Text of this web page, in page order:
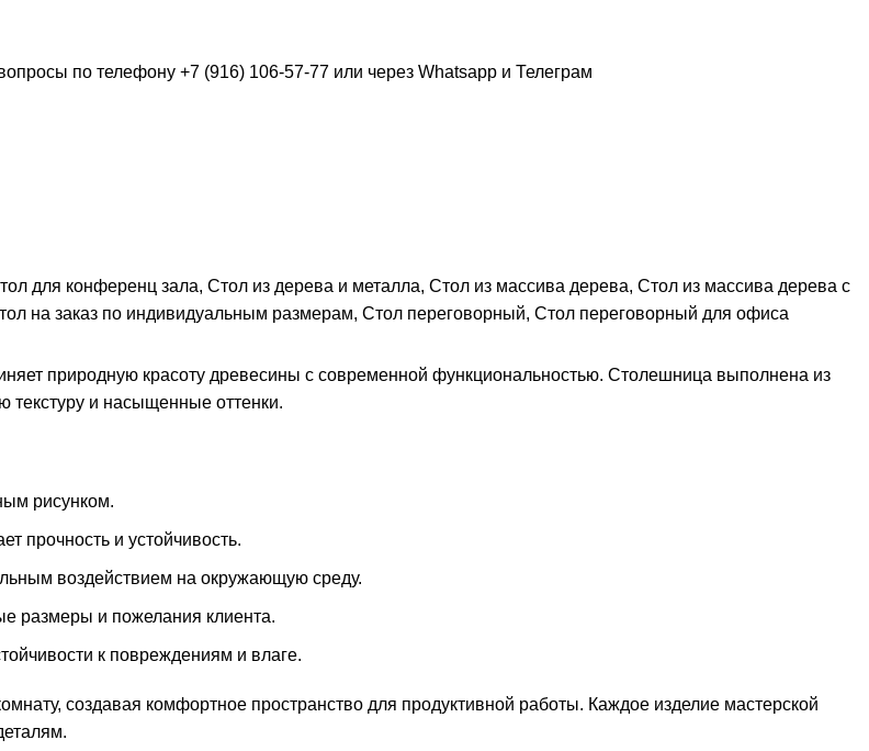
по телефону +7 (916) 106-57-77 или через Whatsapp и Телеграм
для конференц зала, Стол из дерева и металла, Стол из массива дерева, Стол из массива дерева с
на заказ по индивидуальным размерам, Стол переговорный, Стол переговорный для офиса
природную красоту древесины с современной функциональностью. Столешница выполнена из
текстуру и насыщенные оттенки.
рисунком.
прочность и устойчивость.
воздействием на окружающую среду.
размеры и пожелания клиента.
к повреждениям и влаге.
создавая комфортное пространство для продуктивной работы. Каждое изделие мастерской